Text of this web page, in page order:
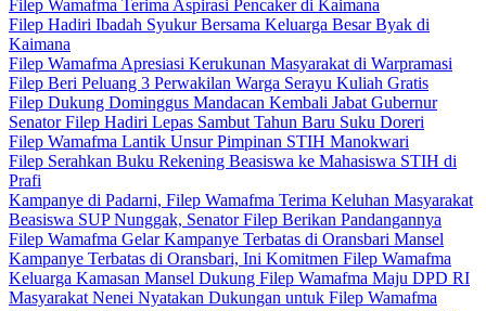
Filep Wamafma Terima Aspirasi Pencaker di Kaimana
Filep Hadiri Ibadah Syukur Bersama Keluarga Besar Byak di
Kaimana
Filep Wamafma Apresiasi Kerukunan Masyarakat di Warpramasi
Filep Beri Peluang 3 Perwakilan Warga Serayu Kuliah Gratis
Filep Dukung Dominggus Mandacan Kembali Jabat Gubernur
Senator Filep Hadiri Lepas Sambut Tahun Baru Suku Doreri
Filep Wamafma Lantik Unsur Pimpinan STIH Manokwari
Filep Serahkan Buku Rekening Beasiswa ke Mahasiswa STIH di
Prafi
Kampanye di Padarni, Filep Wamafma Terima Keluhan Masyarakat
Beasiswa SUP Nunggak, Senator Filep Berikan Pandangannya
Filep Wamafma Gelar Kampanye Terbatas di Oransbari Mansel
Kampanye Terbatas di Oransbari, Ini Komitmen Filep Wamafma
Keluarga Kamasan Mansel Dukung Filep Wamafma Maju DPD RI
Masyarakat Nenei Nyatakan Dukungan untuk Filep Wamafma